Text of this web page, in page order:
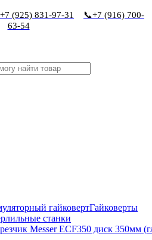
(925) 831-97-31
📞+7 (916) 700-
63-54
Гайковерты
станки